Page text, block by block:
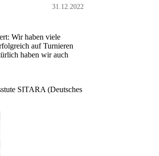
31.12.2022
Wir haben viele
auf Turnieren
haben wir auch
SITARA (Deutsches